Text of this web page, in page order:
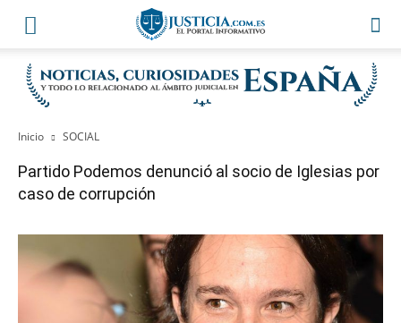
Inicio SOCIAL
Partido Podemos denunció al socio de Iglesias por
caso de corrupción